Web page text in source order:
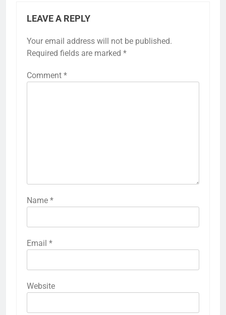
LEAVE A REPLY
Your email address will not be published.
Required fields are marked *
Comment *
Name *
Email *
Website